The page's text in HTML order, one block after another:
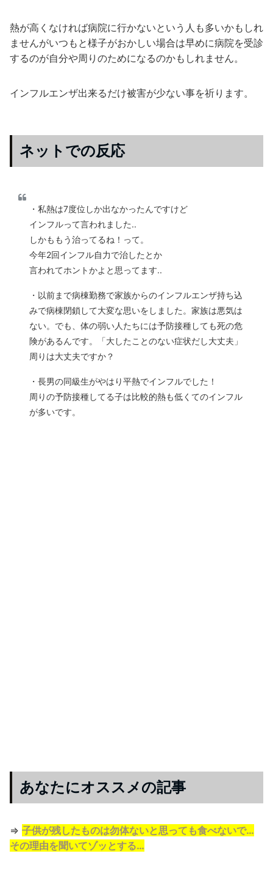
熱が高くなければ病院に行かないという人も多いかもしれ
ませんがいつもと様子がおかしい場合は早めに病院を受診
するのが自分や周りのためになるのかもしれません。
インフルエンザ出来るだけ被害が少ない事を祈ります。
ネットでの反応
・私熱は7度位しか出なかったんですけど
インフルって言われました..
しかももう治ってるね！って。
今年2回インフル自力で治したとか
言われてホントかよと思ってます..
・以前まで病棟勤務で家族からのインフルエンザ持ち込
みで病棟閉鎖して大変な思いをしました。家族は悪気は
ない。でも、体の弱い人たちには予防接種しても死の危
険があるんです。「大したことのない症状だし大丈夫」
周りは大丈夫ですか？
・長男の同級生がやはり平熱でインフルでした！
周りの予防接種してる子は比較的熱も低くてのインフル
が多いです。
あなたにオススメの記事
⇒ 子供が残したものは勿体ないと思っても食べないで…
その理由を聞いてゾッとする…